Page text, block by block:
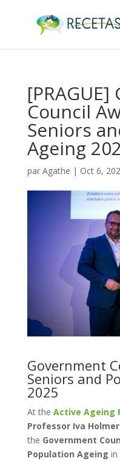
Council
Seniors
Ageing
par Agathe | Oct 6,
Government
Seniors and
2025
At the Active Ageing
Professor Iva
the Government
Population Ageing in